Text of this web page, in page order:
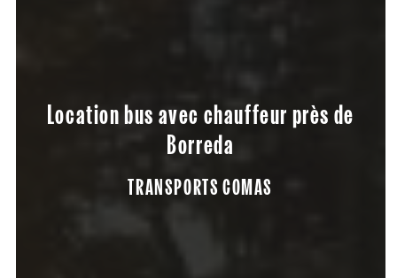
Location bus avec chauffeur près de
Borreda
TRANSPORTS COMAS